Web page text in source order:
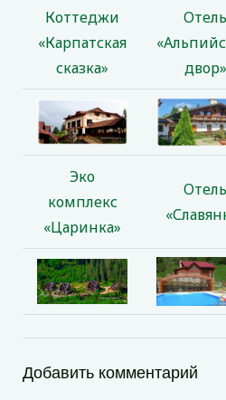
Коттеджи
«Карпатская
сказка»
Отель
двор»
Эко
комплекс
«Царинка»
Отель
Добавить комментарий